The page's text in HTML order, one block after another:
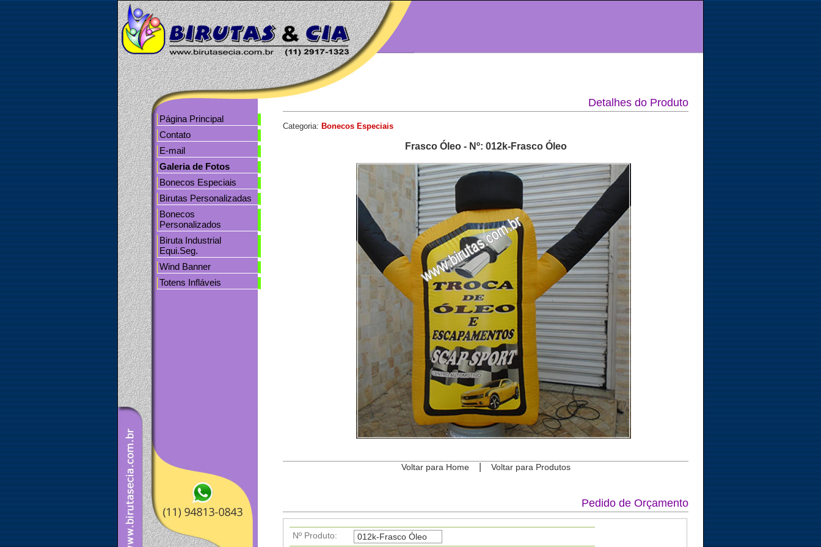
Página Principal
Contato
E-mail
Galeria de Fotos
Bonecos Especiais
Birutas Personalizadas
Bonecos
Personalizados
Biruta Industrial
Equi.Seg.
Wind Banner
Totens Infláveis
Contato
Detalhes do Produto
Categoria: Bonecos Especiais
Frasco Óleo - Nº: 012k-Frasco Óleo
Voltar para Home| Voltar para Produtos
Pedido de Orçamento
Nº Produto: